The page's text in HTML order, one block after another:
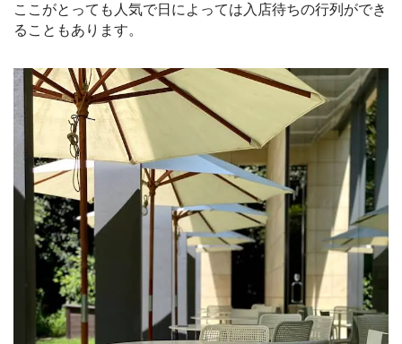
ここがとっても人気で日によっては入店待ちの行列ができ
ることもあります。